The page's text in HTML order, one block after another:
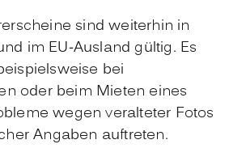
sind weiterhin in
im EU-Ausland gültig. Es
bei
oder beim Mieten eines
wegen veralteter Fotos
Angaben auftreten.